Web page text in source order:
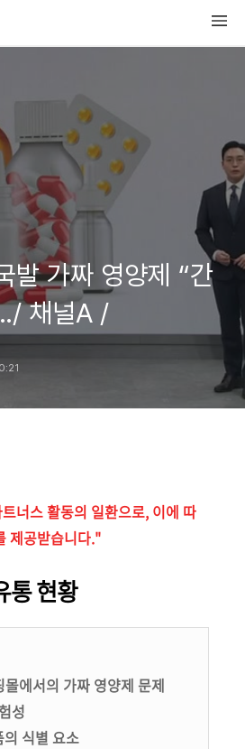
발 가짜 영양제 “간
채널A /
너스 활동의 일환으로, 이에 따
제공받습니다."
통 현황
에서의 가짜 영양제 문제
성
식별 요소